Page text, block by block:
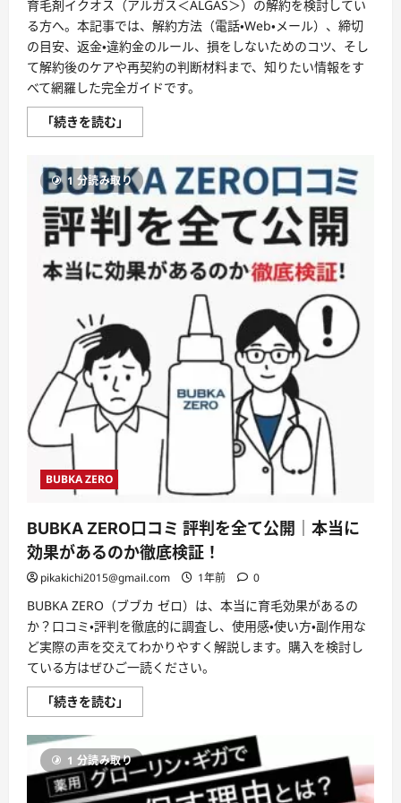
く
に
つ
い
て
さ
ら
に
読
育毛剤イクオス（アルガス＜ALGAS＞）の解約を検討してい
る方へ。本記事では、解約方法（電話・Web・メール）、締切
の目安、返金・違約金のルール、損をしないためのコツ、そし
て解約後のケアや再契約の判断材料まで、知りたい情報をす
べて網羅した完全ガイドです。
「続きを読む」
存
ク
オ
ス
（ア
ル
ガ
ス
＜
ALGAS
＞）
完
全
ガ
イ
ド
｜
手
順・
注
意
い
コ
ツ・
再
契
約
の
見
極
め
に
つ
い
て
に
む
1 分読み取り
BUBKA ZERO
BUBKA ZERO口コミ 評判を全て公開｜本当に
効果があるのか徹底検証！
pikakichi2015@gmail.com 1年前 0
BUBKA ZERO（ブブカ ゼロ）は、本当に育毛効果があるの
か？口コミ・評判を徹底的に調査し、使用感・使い方・副作用な
ど実際の声を交えてわかりやすく解説します。購入を検討し
ている方はぜひご一読ください。
「続きを読む」
ZERO
ミ
評
判
を
1 分読み取り